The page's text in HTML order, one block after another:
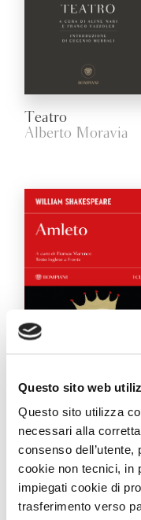
Questo sito web
Questo sito utilizza
necessari alla
consenso
cookie non tecnici, in
impiegati cookie di
trasferimento verso
Teatro
Alberto Moravia
Amleto
William
Viaggi